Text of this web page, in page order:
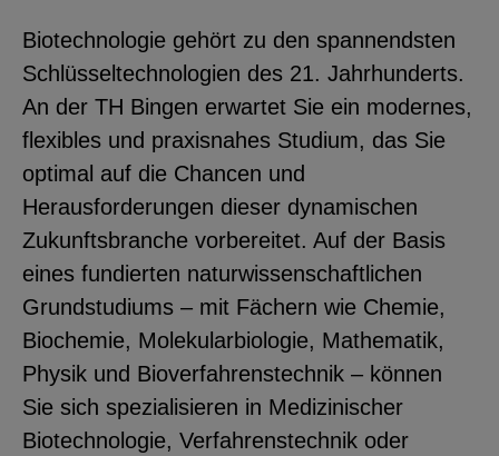
Biotechnologie gehört zu den spannendsten
Schlüsseltechnologien des 21. Jahrhunderts.
An der TH Bingen erwartet Sie ein modernes,
flexibles und praxisnahes Studium, das Sie
optimal auf die Chancen und
Herausforderungen dieser dynamischen
Zukunftsbranche vorbereitet. Auf der Basis
eines fundierten naturwissenschaftlichen
Grundstudiums – mit Fächern wie Chemie,
Biochemie, Molekularbiologie, Mathematik,
Physik und Bioverfahrenstechnik – können
Sie sich spezialisieren in Medizinischer
Biotechnologie, Verfahrenstechnik oder
Drittanbieter, bspw. über das
Einbinden externer Videos,
Standortdaten oder
Stellenanzeigen.
YouTube
ChatBot